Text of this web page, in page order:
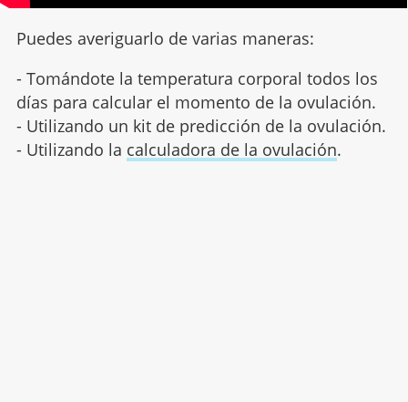
Puedes averiguarlo de varias maneras:
- Tomándote la temperatura corporal todos los
días para calcular el momento de la ovulación.
- Utilizando un kit de predicción de la ovulación.
- Utilizando la calculadora de la ovulación.